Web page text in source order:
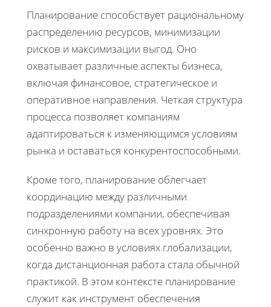
Планирование способствует рациональному
распределению ресурсов, минимизации
рисков и максимизации выгод. Оно
охватывает различные аспекты бизнеса,
включая финансовое, стратегическое и
оперативное направления. Четкая структура
процесса позволяет компаниям
адаптироваться к изменяющимся условиям
рынка и оставаться конкурентоспособными.
Кроме того, планирование облегчает
координацию между различными
подразделениями компании, обеспечивая
синхронную работу на всех уровнях. Это
особенно важно в условиях глобализации,
когда дистанционная работа стала обычной
практикой. В этом контексте планирование
служит как инструмент обеспечения